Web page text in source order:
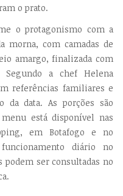
o prato.
o protagonismo com a
morna, com camadas de
amargo, finalizada com
Segundo a chef Helena
referências familiares e
da data. As porções são
está disponível nas
em Botafogo e no
diário no
ser consultadas no